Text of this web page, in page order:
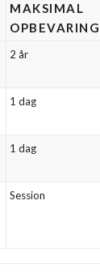
MAKSIMAL
2 år
1 dag
1 dag
Session